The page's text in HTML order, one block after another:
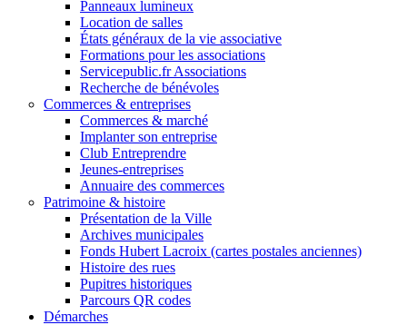
Panneaux lumineux
Location de salles
États généraux de la vie associative
Formations pour les associations
Servicepublic.fr Associations
Recherche de bénévoles
Commerces & entreprises
Commerces & marché
Implanter son entreprise
Club Entreprendre
Jeunes-entreprises
Annuaire des commerces
Patrimoine & histoire
Présentation de la Ville
Archives municipales
Fonds Hubert Lacroix (cartes postales anciennes)
Histoire des rues
Pupitres historiques
Parcours QR codes
Démarches